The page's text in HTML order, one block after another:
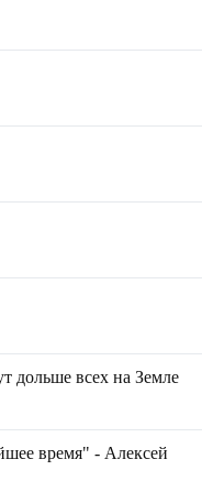
дольше всех на Земле
время" - Алексей